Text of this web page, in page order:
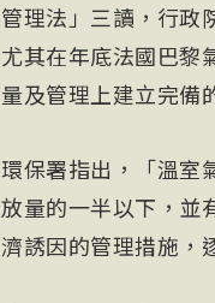
管理法」三讀，行政
尤其在年底法國巴黎
量及管理上建立完備
環保署指出，「溫室
放量的一半以下，並
濟誘因的管理措施，